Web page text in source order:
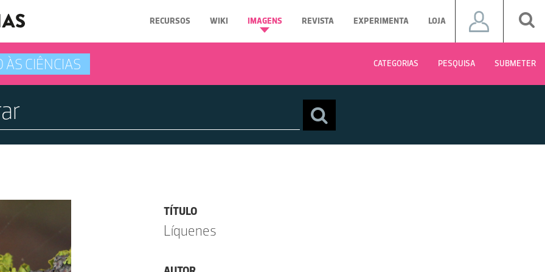
RECURSOS WIKI IMAGENS REVISTA EXPERIMENTA LOJA
ÀS CIÊNCIAS CATEGORIAS PESQUISA SUBMETER
TÍTULO
Líquenes